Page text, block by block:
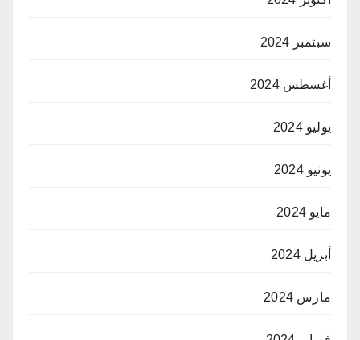
سبتمبر 2024
أغسطس 2024
يوليو 2024
يونيو 2024
مايو 2024
أبريل 2024
مارس 2024